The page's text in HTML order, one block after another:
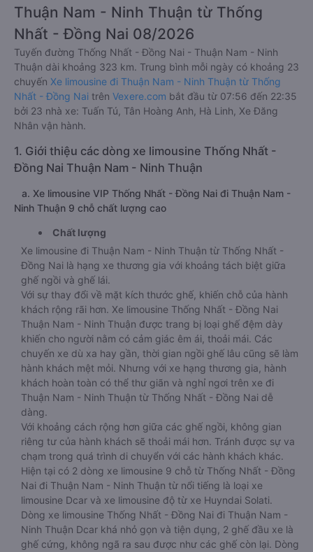
Thuận Nam - Ninh Thuận từ Thống
Nhất - Đồng Nai 08/2026
Tuyến đường Thống Nhất - Đồng Nai - Thuận Nam - Ninh
Thuận dài khoảng 323 km. Trung bình mỗi ngày có khoảng 23
chuyến Xe limousine đi Thuận Nam - Ninh Thuận từ Thống
Nhất - Đồng Nai trên Vexere.com bắt đầu từ 07:56 đến 22:35
bởi 23 nhà xe: Tuấn Tú, Tân Hoàng Anh, Hà Linh, Xe Đăng
Nhân vận hành.
1. Giới thiệu các dòng xe limousine Thống Nhất -
Đồng Nai Thuận Nam - Ninh Thuận
a. Xe limousine VIP Thống Nhất - Đồng Nai đi Thuận Nam -
Ninh Thuận 9 chỗ chất lượng cao
Chất lượng
Xe limousine đi Thuận Nam - Ninh Thuận từ Thống Nhất -
Đồng Nai là hạng xe thương gia với khoảng tách biệt giữa
ghế ngồi và ghế lái.
Với sự thay đổi về mặt kích thước ghế, khiến chỗ của hành
khách rộng rãi hơn. Xe limousine Thống Nhất - Đồng Nai
Thuận Nam - Ninh Thuận được trang bị loại ghế đệm dày
khiến cho người nằm có cảm giác êm ái, thoải mái. Các
chuyến xe dù xa hay gần, thời gian ngồi ghế lâu cũng sẽ làm
hành khách mệt mỏi. Nhưng với xe hạng thương gia, hành
khách hoàn toàn có thể thư giãn và nghỉ ngơi trên xe đi
Thuận Nam - Ninh Thuận từ Thống Nhất - Đồng Nai dễ
dàng.
Với khoảng cách rộng hơn giữa các ghế ngồi, không gian
riêng tư của hành khách sẽ thoải mái hơn. Tránh được sự va
chạm trong quá trình di chuyển với các hành khách khác.
Hiện tại có 2 dòng xe limousine 9 chỗ từ Thống Nhất - Đồng
Nai đi Thuận Nam - Ninh Thuận từ nổi tiếng là loại xe
limousine Dcar và xe limousine độ từ xe Huyndai Solati.
Dòng xe limousine Thống Nhất - Đồng Nai đi Thuận Nam -
Ninh Thuận Dcar khá nhỏ gọn và tiện dụng, 2 ghế đầu xe là
ghế cứng, không ngã ra sau được như các ghế còn lại. Dòng